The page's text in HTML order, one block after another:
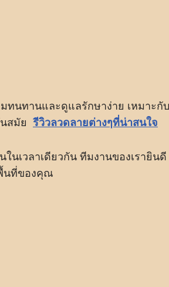
ทนทานและดูแลรักษาง่าย เหมาะกับ
สมัย รีวิวลวดลายต่างๆที่น่าสนใจ
นเวลาเดียวกัน ทีมงานของเรายินดี
นที่ของคุณ